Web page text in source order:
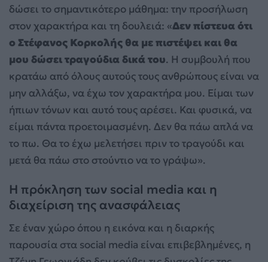
δώσει το σημαντικότερο μάθημα: την προσήλωση
στον χαρακτήρα και τη δουλειά: «Δεν πίστευα ότι
ο Στέφανος Κορκολής θα με πιστέψει και θα
μου δώσει τραγούδια δικά του. Η συμβουλή που
κρατάω από όλους αυτούς τους ανθρώπους είναι να
μην αλλάξω, να έχω τον χαρακτήρα μου. Είμαι των
ήπιων τόνων και αυτό τους αρέσει. Και φυσικά, να
είμαι πάντα προετοιμασμένη. Δεν θα πάω απλά να
το πω. Θα το έχω μελετήσει πριν το τραγούδι και
μετά θα πάω στο στούντιο να το γράψω».
Η πρόκληση των social media και η
διαχείριση της ανασφάλειας
Σε έναν χώρο όπου η εικόνα και η διαρκής
παρουσία στα social media είναι επιβεβλημένες, η